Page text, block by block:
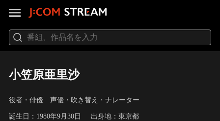
小笠原亜里沙
役者・俳優 声優・吹き替え・ナレーター
誕生日：1980年9月30日 出身地：東京都